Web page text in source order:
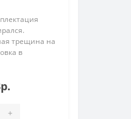
трещина на
в
+